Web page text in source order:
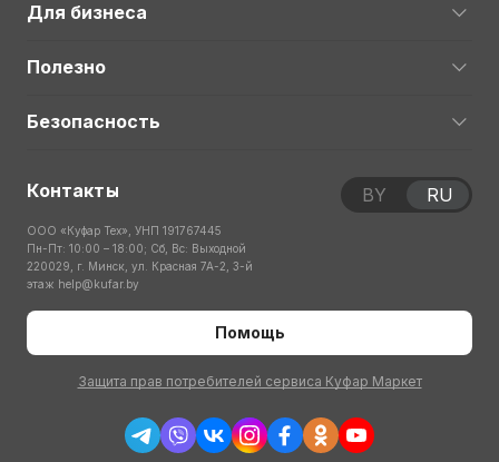
Для бизнеса
Полезно
Безопасность
Контакты
ООО «Куфар Тех», УНП 191767445
Пн-Пт: 10:00 – 18:00; Сб, Вс: Выходной
220029, г. Минск, ул. Красная 7А-2, 3-й
этаж help@kufar.by
Помощь
Защита прав потребителей сервиса Куфар Маркет
BY RU